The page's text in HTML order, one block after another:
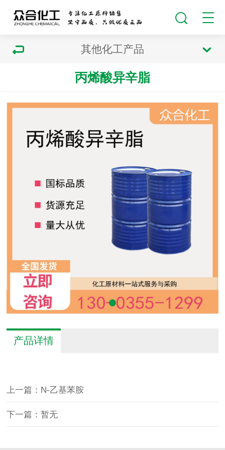
其他化工产品
丙烯酸异辛脂
产品详情
上一篇：N-乙基苯胺
下一篇：暂无